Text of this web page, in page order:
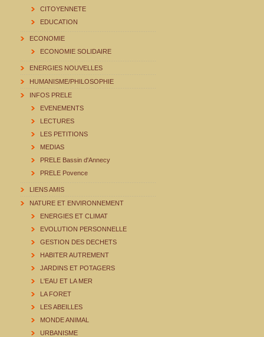
CITOYENNETE
EDUCATION
ECONOMIE
ECONOMIE SOLIDAIRE
ENERGIES NOUVELLES
HUMANISME/PHILOSOPHIE
INFOS PRELE
EVENEMENTS
LECTURES
LES PETITIONS
MEDIAS
PRELE Bassin d'Annecy
PRELE Povence
LIENS AMIS
NATURE ET ENVIRONNEMENT
ENERGIES ET CLIMAT
EVOLUTION PERSONNELLE
GESTION DES DECHETS
HABITER AUTREMENT
JARDINS ET POTAGERS
L'EAU ET LA MER
LA FORET
LES ABEILLES
MONDE ANIMAL
URBANISME